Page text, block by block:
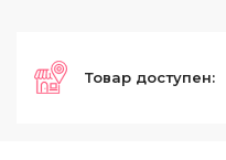
Товар доступен: